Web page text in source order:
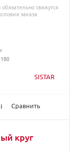
SISTAR
Сравнить
свяжутся
заказа
круг